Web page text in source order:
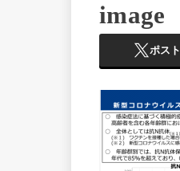
image
ポスト